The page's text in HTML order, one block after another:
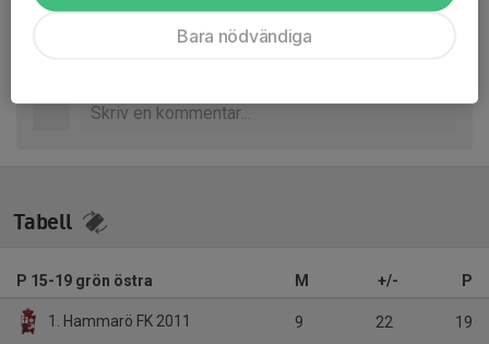
Inget referat skrivet
Tabell
P 15-19 grön östra M +/- P
1. Hammarö FK 2011 9 22 19
Bara nödvändiga